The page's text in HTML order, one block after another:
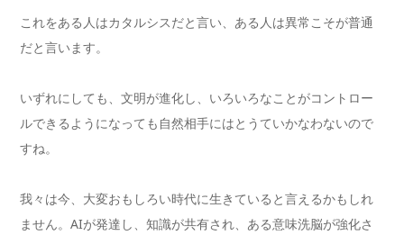
これをある人はカタルシスだと言い、ある人は異常こそが普通
だと言います。
いずれにしても、文明が進化し、いろいろなことがコントロー
ルできるようになっても自然相手にはとうていかなわないので
すね。
我々は今、大変おもしろい時代に生きていると言えるかもしれ
ません。AIが発達し、知識が共有され、ある意味洗脳が強化さ